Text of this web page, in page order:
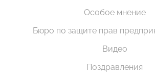
Особое мнение
Бюро по защите прав
Видео
Поздравления